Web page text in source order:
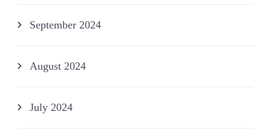
September 2024
August 2024
July 2024